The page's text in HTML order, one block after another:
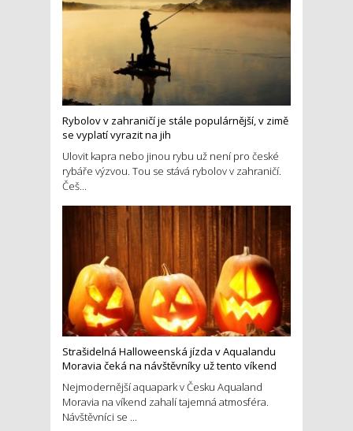
Rybolov v zahraničí je stále populárnější, v zimě
se vyplatí vyrazit na jih
Ulovit kapra nebo jinou rybu už není pro české
rybáře výzvou. Tou se stává rybolov v zahraničí.
Češ...
Strašidelná Halloweenská jízda v Aqualandu
Moravia čeká na návštěvníky už tento víkend
Nejmodernější aquapark v Česku Aqualand
Moravia na víkend zahalí tajemná atmosféra.
Návštěvníci se ...